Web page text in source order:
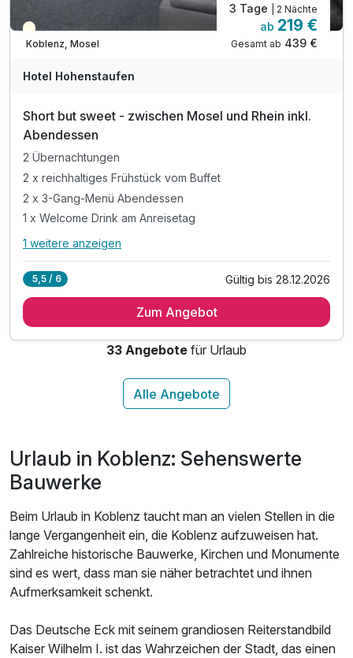
Teilweise ausgelastet
Koblenz, Mosel
3 Tage | 2 Nächte
ab 219 €
Gesamt ab 439 €
Hotel Hohenstaufen
Short but sweet - zwischen Mosel und Rhein inkl.
Abendessen
2 Übernachtungen
2 x reichhaltiges Frühstück vom Buffet
2 x 3-Gang-Menü Abendessen
1 x Welcome Drink am Anreisetag
Alle Inklusivleistungen
2 x reichhaltiges Frühstück vom Buffet
1 x Welcome Drink am Anreisetag
1 weitere anzeigen
5,5 / 6 Gültig bis 28.12.2026
Zum Angebot
33 Angebote für Urlaub
Urlaub in Koblenz: Sehenswerte
Bauwerke
Beim Urlaub in Koblenz taucht man an vielen Stellen in die
lange Vergangenheit ein, die Koblenz aufzuweisen hat.
Zahlreiche historische Bauwerke, Kirchen und Monumente
sind es wert, dass man sie näher betrachtet und ihnen
Aufmerksamkeit schenkt.
Das Deutsche Eck mit seinem grandiosen Reiterstandbild
Kaiser Wilhelm I. ist das Wahrzeichen der Stadt, das einen